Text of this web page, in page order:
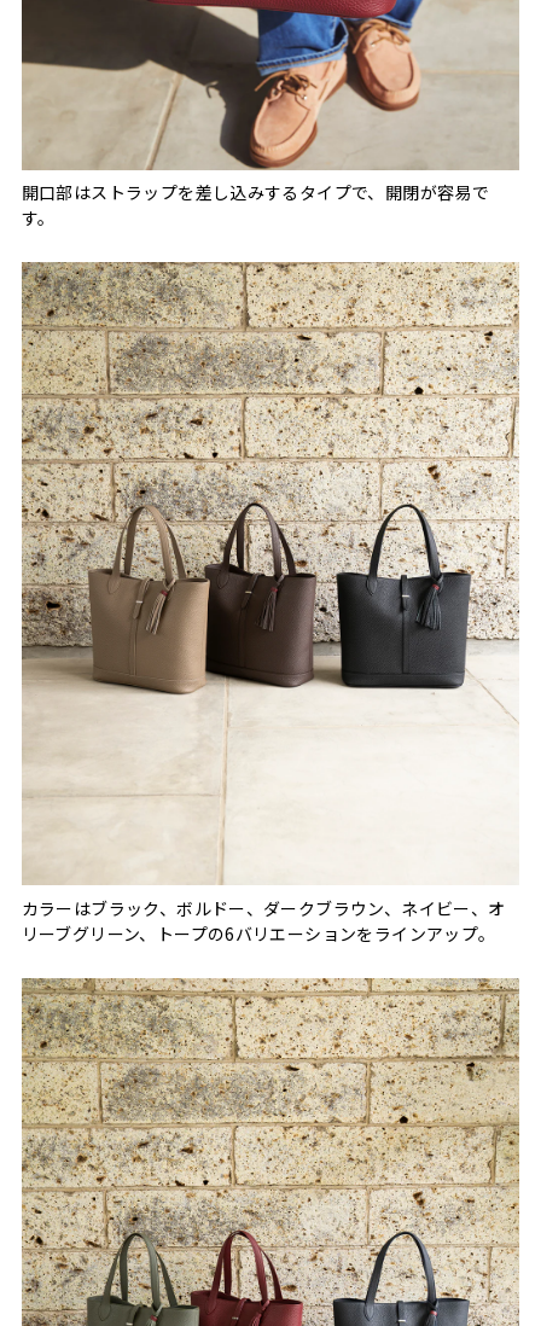
開口部はストラップを差し込みするタイプで、開閉が容易で
す。
カラーはブラック、ボルドー、ダークブラウン、ネイビー、オ
リーブグリーン、トープの6バリエーションをラインアップ。